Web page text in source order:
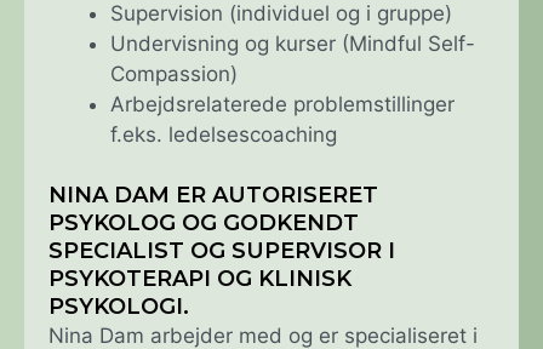
Supervision (individuel og i gruppe)
Undervisning og kurser (Mindful Self-
Compassion)
Arbejdsrelaterede problemstillinger
f.eks. ledelsescoaching
NINA DAM ER AUTORISERET
PSYKOLOG OG GODKENDT
SPECIALIST OG SUPERVISOR I
PSYKOTERAPI OG KLINISK
PSYKOLOGI.
Nina Dam arbejder med og er specialiseret i